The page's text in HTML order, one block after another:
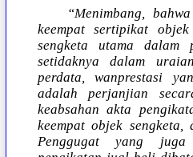
“Menimbang,
keempat sertipikat
sengketa utama dalam
setidaknya dalam
perdata, wanprestasi
adalah perjanjian
keabsahan akta
keempat objek
Penggugat yang